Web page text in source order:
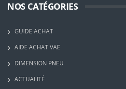
NOS CATÉGORIES
GUIDE ACHAT
AIDE ACHAT VAE
DIMENSION PNEU
ACTUALITÉ